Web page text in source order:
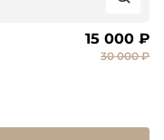
15 000 ₽
30 000 ₽